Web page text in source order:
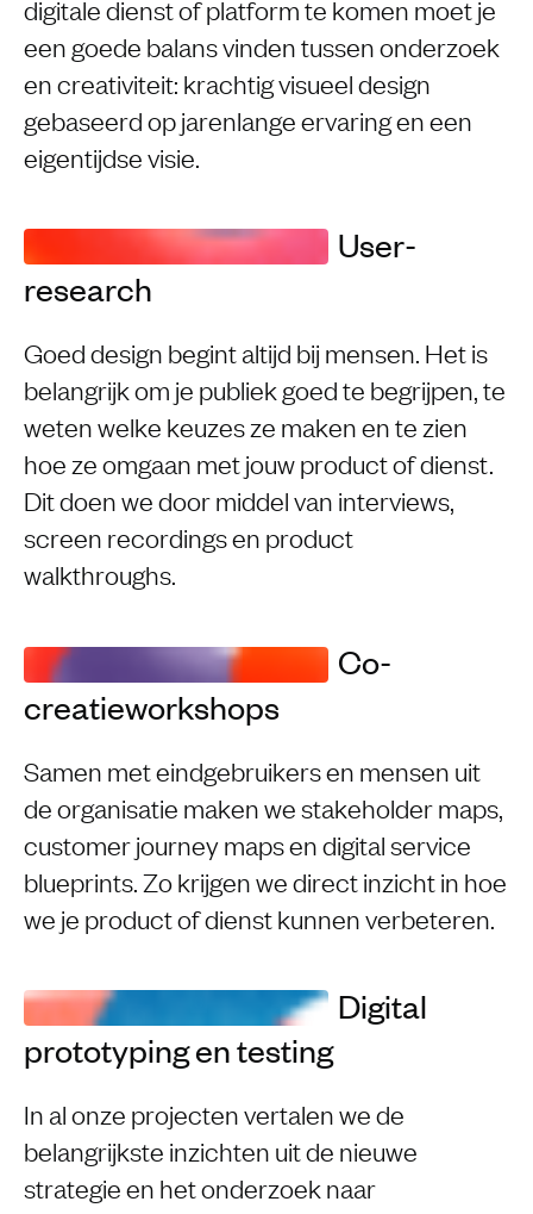
digitale dienst of platform te komen moet je
een goede balans vinden tussen onderzoek
en creativiteit: krachtig visueel design
gebaseerd op jarenlange ervaring en een
eigentijdse visie.
User-
research
Goed design begint altijd bij mensen. Het is
belangrijk om je publiek goed te begrijpen, te
weten welke keuzes ze maken en te zien
hoe ze omgaan met jouw product of dienst.
Dit doen we door middel van interviews,
screen recordings en product
walkthroughs.
Co-
creatieworkshops
Samen met eindgebruikers en mensen uit
de organisatie maken we stakeholder maps,
customer journey maps en digital service
blueprints. Zo krijgen we direct inzicht in hoe
we je product of dienst kunnen verbeteren.
Digital
prototyping en testing
In al onze projecten vertalen we de
belangrijkste inzichten uit de nieuwe
strategie en het onderzoek naar